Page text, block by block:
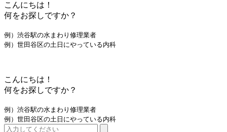
こんにちは！
何をお探しですか？
例）渋谷駅の水まわり修理業者
例）世田谷区の土日にやっている内科
こんにちは！
何をお探しですか？
例）渋谷駅の水まわり修理業者
例）世田谷区の土日にやっている内科